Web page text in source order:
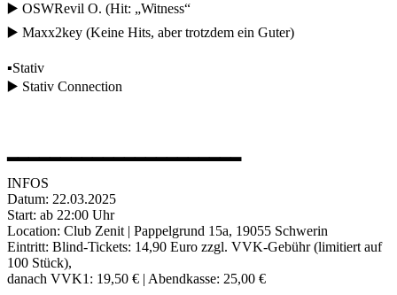
▶️ OSWRevil O. (Hit: „Witness“
▶️ Maxx2key (Keine Hits, aber trotzdem ein Guter)
▪️Stativ
▶️ Stativ Connection
▂▂▂▂▂▂▂▂▂▂▂▂▂▂▂▂▂▂▂▂▂▂
INFOS
Datum: 22.03.2025
Start: ab 22:00 Uhr
Location: Club Zenit | Pappelgrund 15a, 19055 Schwerin
Eintritt: Blind-Tickets: 14,90 Euro zzgl. VVK-Gebühr (limitiert auf
100 Stück),
danach VVK1: 19,50 € | Abendkasse: 25,00 €